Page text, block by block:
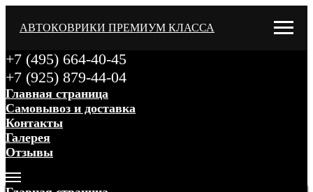
АВТОКОВРИКИ ПРЕМИУМ КЛАССА
+7 (495) 664-40-45
+7 (925) 879-44-04
Главная страница
Самовывоз и доставка
Контакты
Галерея
Отзывы